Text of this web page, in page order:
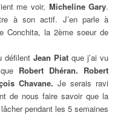
me voir, Micheline Gary.
à son actif. J’en parle à
Conchita, la 2ème soeur de
défilentJean Piat que j’ai vu
Robert Dhéran. Robert
Chavane. Je serais ravi
de nous faire savoir que la
pendant les 5 semaines